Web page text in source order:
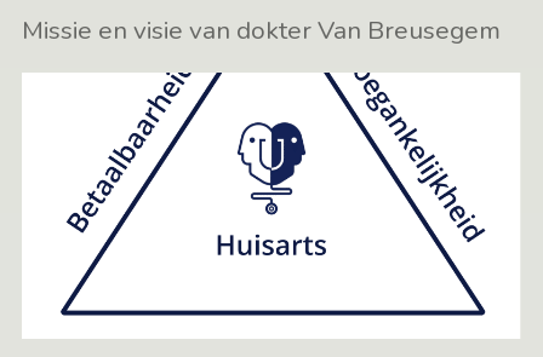
Missie en visie van dokter Van Breusegem